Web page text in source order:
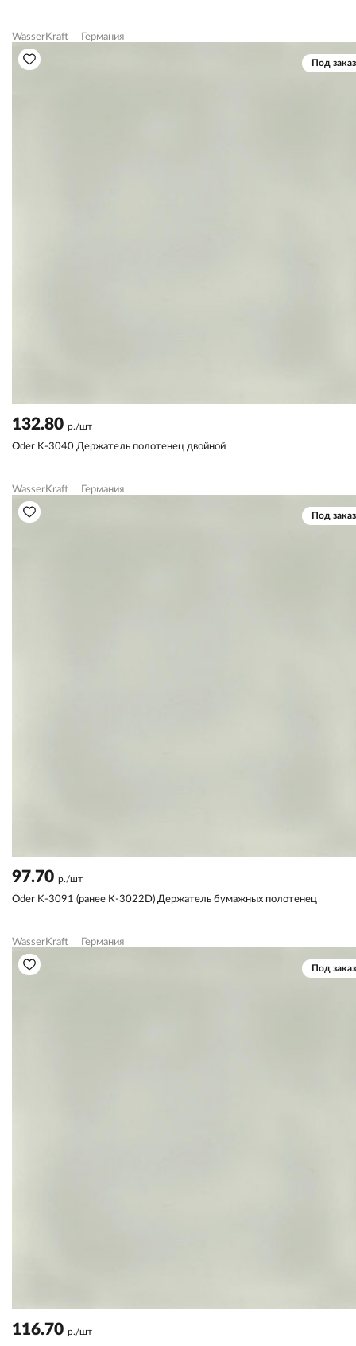
WasserKraft Германия
Под заказ
132.80 р./шт
Oder K-3040 Держатель полотенец двойной
WasserKraft Германия
Под заказ
97.70 р./шт
Oder K-3091 (ранее К-3022D) Держатель бумажных полотенец
WasserKraft Германия
Под заказ
116.70 р./шт